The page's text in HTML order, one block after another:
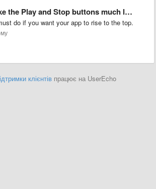
the Play and Stop buttons much larger.
do if you want your app to rise to the top.
клієнтів працює на UserEcho